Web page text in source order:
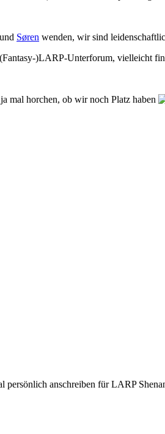
Søren wenden, wir sind
)LARP-Unterforum, vielleicht
mal horchen, ob wir noch Platz haben
anschreiben für LARP